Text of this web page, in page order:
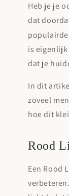
Heb je je
dat
is
dat je
In dit
zoveel
hoe dit
Rood
Een Rood